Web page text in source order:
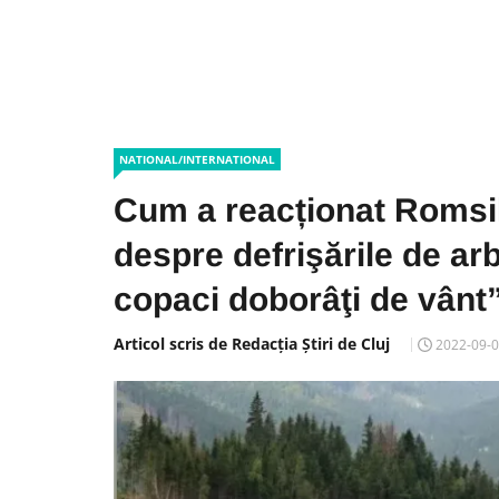
NATIONAL/INTERNATIONAL
Cum a reacționat
despre defrişările de
copaci doborâţi de
Articol scris de Redacția Știri de Cluj 2022-09-